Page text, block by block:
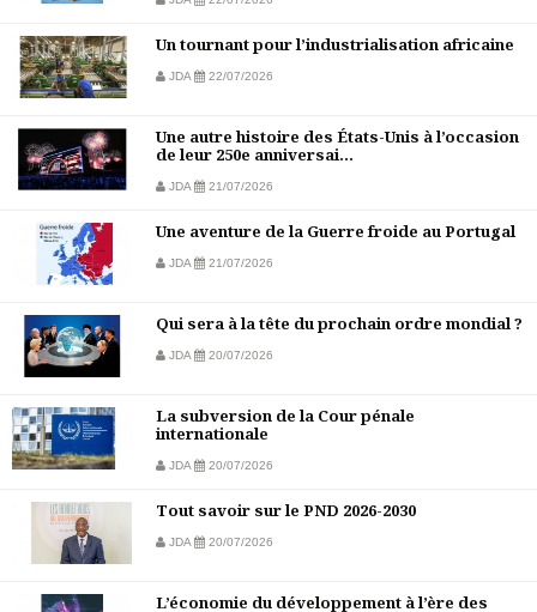
Un tournant pour l’industrialisation africaine
JDA 22/07/2026
Une autre histoire des États-Unis à l’occasion
de leur 250e anniversai...
JDA 21/07/2026
Une aventure de la Guerre froide au Portugal
JDA 21/07/2026
Qui sera à la tête du prochain ordre mondial ?
JDA 20/07/2026
La subversion de la Cour pénale
internationale
JDA 20/07/2026
Tout savoir sur le PND 2026-2030
JDA 20/07/2026
L’économie du développement à l’ère des